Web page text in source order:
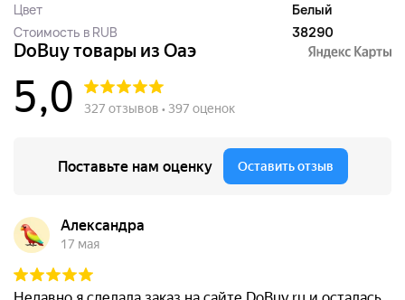
Цвет
Белый
Стоимость в RUB
38290